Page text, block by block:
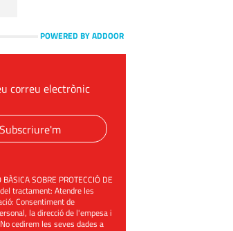
POWERED BY ADDOOR
correu electrònic
Subscriure'm
SOBRE PROTECCIÓ DE
tractament: Atendre les
Consentiment de
la direcció de l'empesa i
cedirem les seves dades a